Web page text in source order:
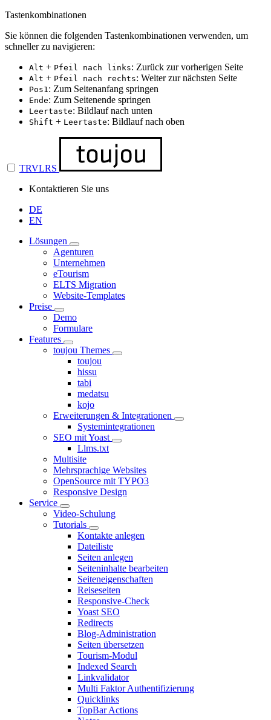
Tastenkombinationen
Sie können die folgenden Tastenkombinationen verwenden, um
schneller zu navigieren:
Alt + Pfeil nach links: Zurück zur vorherigen Seite
Alt + Pfeil nach rechts: Weiter zur nächsten Seite
Pos1: Zum Seitenanfang springen
Ende: Zum Seitenende springen
Leertaste: Bildlauf nach unten
Shift + Leertaste: Bildlauf nach oben
TRVLRS
Kontaktieren Sie uns
DE
EN
Lösungen
Agenturen
Unternehmen
eTourism
ELTS Migration
Website-Templates
Preise
Demo
Formulare
Features
toujou Themes
toujou
hissu
tabi
medatsu
kojo
Erweiterungen & Integrationen
Systemintegrationen
SEO mit Yoast
Llms.txt
Multisite
Mehrsprachige Websites
OpenSource mit TYPO3
Responsive Design
Service
Video-Schulung
Tutorials
Kontakte anlegen
Dateiliste
Seiten anlegen
Seiteninhalte bearbeiten
Seiteneigenschaften
Reiseseiten
Responsive-Check
Yoast SEO
Redirects
Blog-Administration
Seiten übersetzen
Tourism-Modul
Indexed Search
Linkvalidator
Multi Faktor Authentifizierung
Quicklinks
TopBar Actions